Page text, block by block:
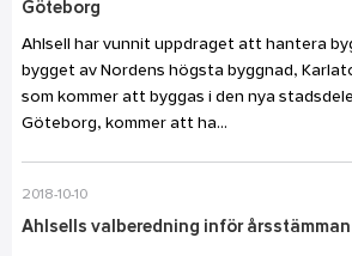
Göteborg
Ahlsell har vunnit uppdraget att hantera
bygget av Nordens högsta byggnad,
som kommer att byggas i den nya
Göteborg, kommer att ha...
2018-10-10
Ahlsells valberedning inför årsstämman